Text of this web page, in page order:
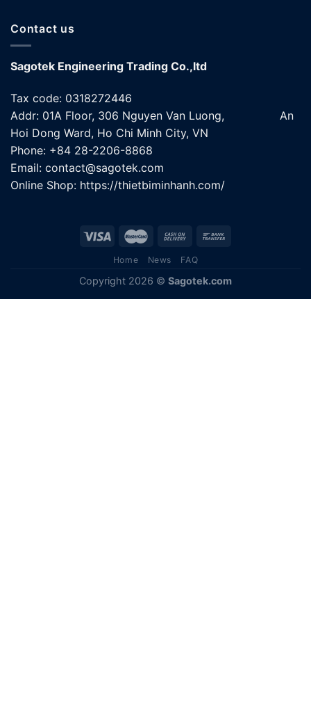
Contact us
Sagotek Engineering Trading Co.,ltd
Tax code: 0318272446
Addr: 01A Floor, 306 Nguyen Van Luong, An
Hoi Dong Ward, Ho Chi Minh City, VN
Phone: +84 28-2206-8868
Email: contact@sagotek.com
Online Shop: https://thietbiminhanh.com/
Home News FAQ
Copyright 2026 © Sagotek.com